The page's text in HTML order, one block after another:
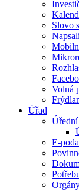
Slovo
Volná
Úřad
Úřední
E-